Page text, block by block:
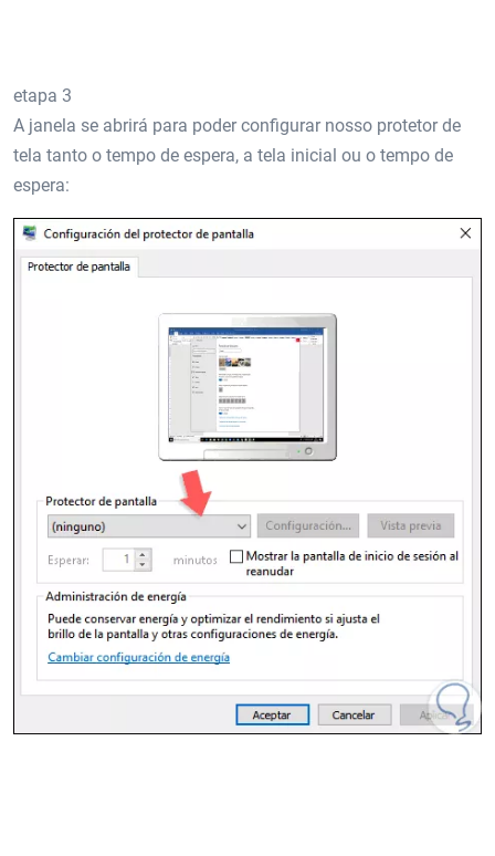
etapa 3
A janela se abrirá para poder configurar nosso protetor de
tela tanto o tempo de espera, a tela inicial ou o tempo de
espera: